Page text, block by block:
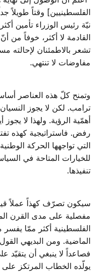
الفلسطينيين] وقتاً طويلاً
نيّة رئيس الوزراء تأمين
القادمة لا أكثر، خوفاً من
تشعر بالاطمئنان لإحالته
مفاوضات لا تنتهي.
وتمنح كلّ هذه العناصر
ترامب. لكن لا يجوز
أهمّية الرؤية. ولهذا لا يجوز
رفض. فاستراتيجية كهذه
التي تواجهها الحركة
للخيارات المتاحة في
تنفيذها.
سيكون تصرّف كهذاً عملاً
مفصلية على مدى القرن
الفلسطينية أكثر ممّا
الماضية. ومن البديهي
فصاعداً لا ينبغي أن يتقيّد
يولّده الخطاب المرتكز على